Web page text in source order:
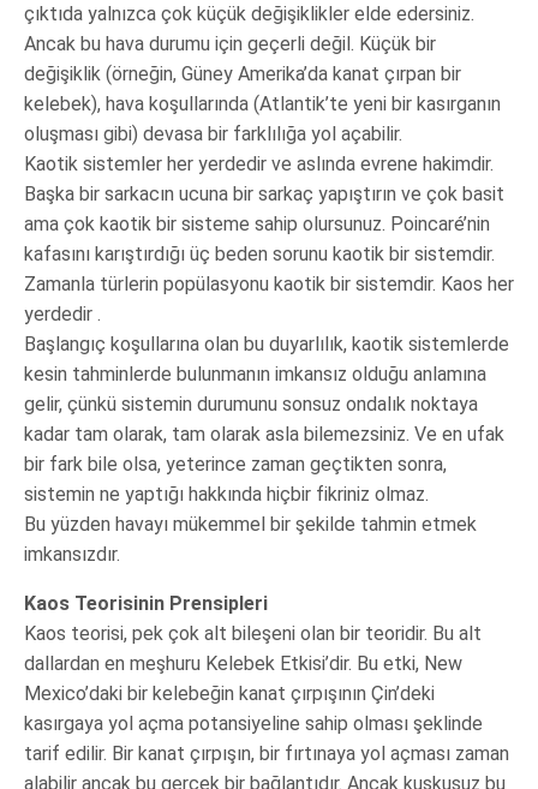
çıktıda yalnızca çok küçük değişiklikler elde edersiniz.
Ancak bu hava durumu için geçerli değil. Küçük bir
değişiklik (örneğin, Güney Amerika’da kanat çırpan bir
kelebek), hava koşullarında (Atlantik’te yeni bir kasırganın
oluşması gibi) devasa bir farklılığa yol açabilir.
Kaotik sistemler her yerdedir ve aslında evrene hakimdir.
Başka bir sarkacın ucuna bir sarkaç yapıştırın ve çok basit
ama çok kaotik bir sisteme sahip olursunuz. Poincaré’nin
kafasını karıştırdığı üç beden sorunu kaotik bir sistemdir.
Zamanla türlerin popülasyonu kaotik bir sistemdir. Kaos her
yerdedir .
Başlangıç koşullarına olan bu duyarlılık, kaotik sistemlerde
kesin tahminlerde bulunmanın imkansız olduğu anlamına
gelir, çünkü sistemin durumunu sonsuz ondalık noktaya
kadar tam olarak, tam olarak asla bilemezsiniz. Ve en ufak
bir fark bile olsa, yeterince zaman geçtikten sonra,
sistemin ne yaptığı hakkında hiçbir fikriniz olmaz.
Bu yüzden havayı mükemmel bir şekilde tahmin etmek
imkansızdır.
Kaos Teorisinin Prensipleri
Kaos teorisi, pek çok alt bileşeni olan bir teoridir. Bu alt
dallardan en meşhuru Kelebek Etkisi’dir. Bu etki, New
Mexico’daki bir kelebeğin kanat çırpışının Çin’deki
kasırgaya yol açma potansiyeline sahip olması şeklinde
tarif edilir. Bir kanat çırpışın, bir fırtınaya yol açması zaman
alabilir ancak bu gerçek bir bağlantıdır. Ancak kuşkusuz bu